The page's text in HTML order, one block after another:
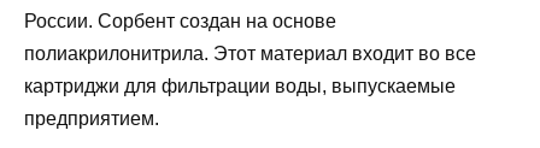
России. Сорбент создан на основе
полиакрилонитрила. Этот материал входит во все
картриджи для фильтрации воды, выпускаемые
предприятием.